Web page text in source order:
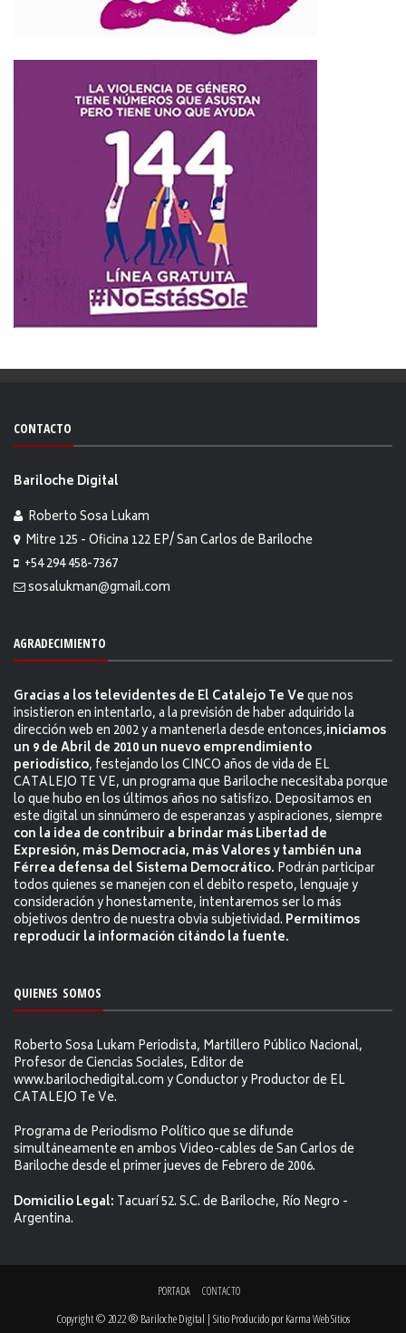
CONTACTO
Bariloche Digital
Roberto Sosa Lukam
Mitre 125 - Oficina 122 EP/ San Carlos de Bariloche
+54 294 458-7367
sosalukman@gmail.com
AGRADECIMIENTO
Gracias a los televidentes de El Catalejo Te Veque nos
insistieron en intentarlo, a la previsión de haber adquirido la
dirección web en 2002 y a mantenerla desde entonces,iniciamos
un 9 de Abril de 2010 un nuevo emprendimiento
periodístico, festejando los CINCO años de vida de EL
CATALEJO TE VE, un programa que Bariloche necesitaba porque
lo que hubo en los últimos años no satisfizo. Depositamos en
este digital un sinnúmero de esperanzas y aspiraciones, siempre
con la idea de contribuir a brindar más Libertad de
Expresión, más Democracia, más Valores y también una
Férrea defensa del Sistema Democrático. Podrán participar
todos quienes se manejen con el debito respeto, lenguaje y
consideración y honestamente, intentaremos ser lo más
objetivos dentro de nuestra obvia subjetividad. Permitimos
reproducir la información citándo la fuente.
QUIENES SOMOS
Roberto Sosa Lukam Periodista, Martillero Público Nacional,
Profesor de Ciencias Sociales, Editor de
www.barilochedigital.com y Conductor y Productor de EL
CATALEJO Te Ve.
Programa de Periodismo Político que se difunde
simultáneamente en ambos Video-cables de San Carlos de
Bariloche desde el primer jueves de Febrero de 2006.
Domicilio Legal: Tacuarí 52. S.C. de Bariloche, Río Negro -
Argentina.
PORTADA CONTACTO
Copyright © 2022 ® Bariloche Digital | Sitio Producido porKarma Web Sitios